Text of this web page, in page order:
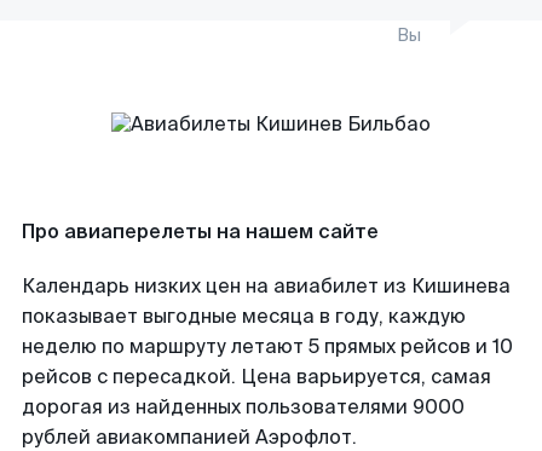
Вы
Про авиаперелеты на нашем сайте
Календарь низких цен на авиабилет из Кишинева
показывает выгодные месяца в году, каждую
неделю по маршруту летают 5 прямых рейсов и 10
рейсов с пересадкой. Цена варьируется, самая
дорогая из найденных пользователями 9000
рублей авиакомпанией Аэрофлот.